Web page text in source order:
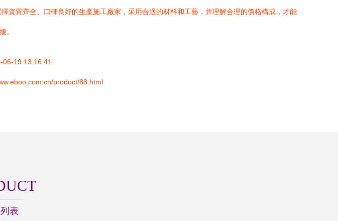
資質齊全、口碑良好的生產施工廠家，采用合適的材料和工藝，并理解合理的價格構成，才能
。
06-19 13:16:41
product/88.html
表